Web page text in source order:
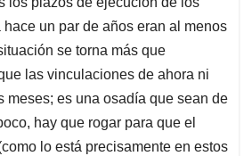
un par de años eran al menos
se torna más que
las vinculaciones de ahora ni
meses; es una osadía que sean de
hay que rogar para que el
lo está precisamente en estos